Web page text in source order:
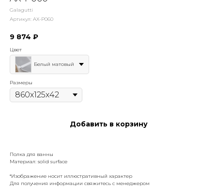
Galagutti
Артикул: AX-P060
9 874 ₽
Цвет
Белый матовый
Размеры
Добавить в корзину
Полка для ванны
Материал: solid surface
*Изображение носит иллюстративный характер
Для получения информации свяжитесь с менеджером